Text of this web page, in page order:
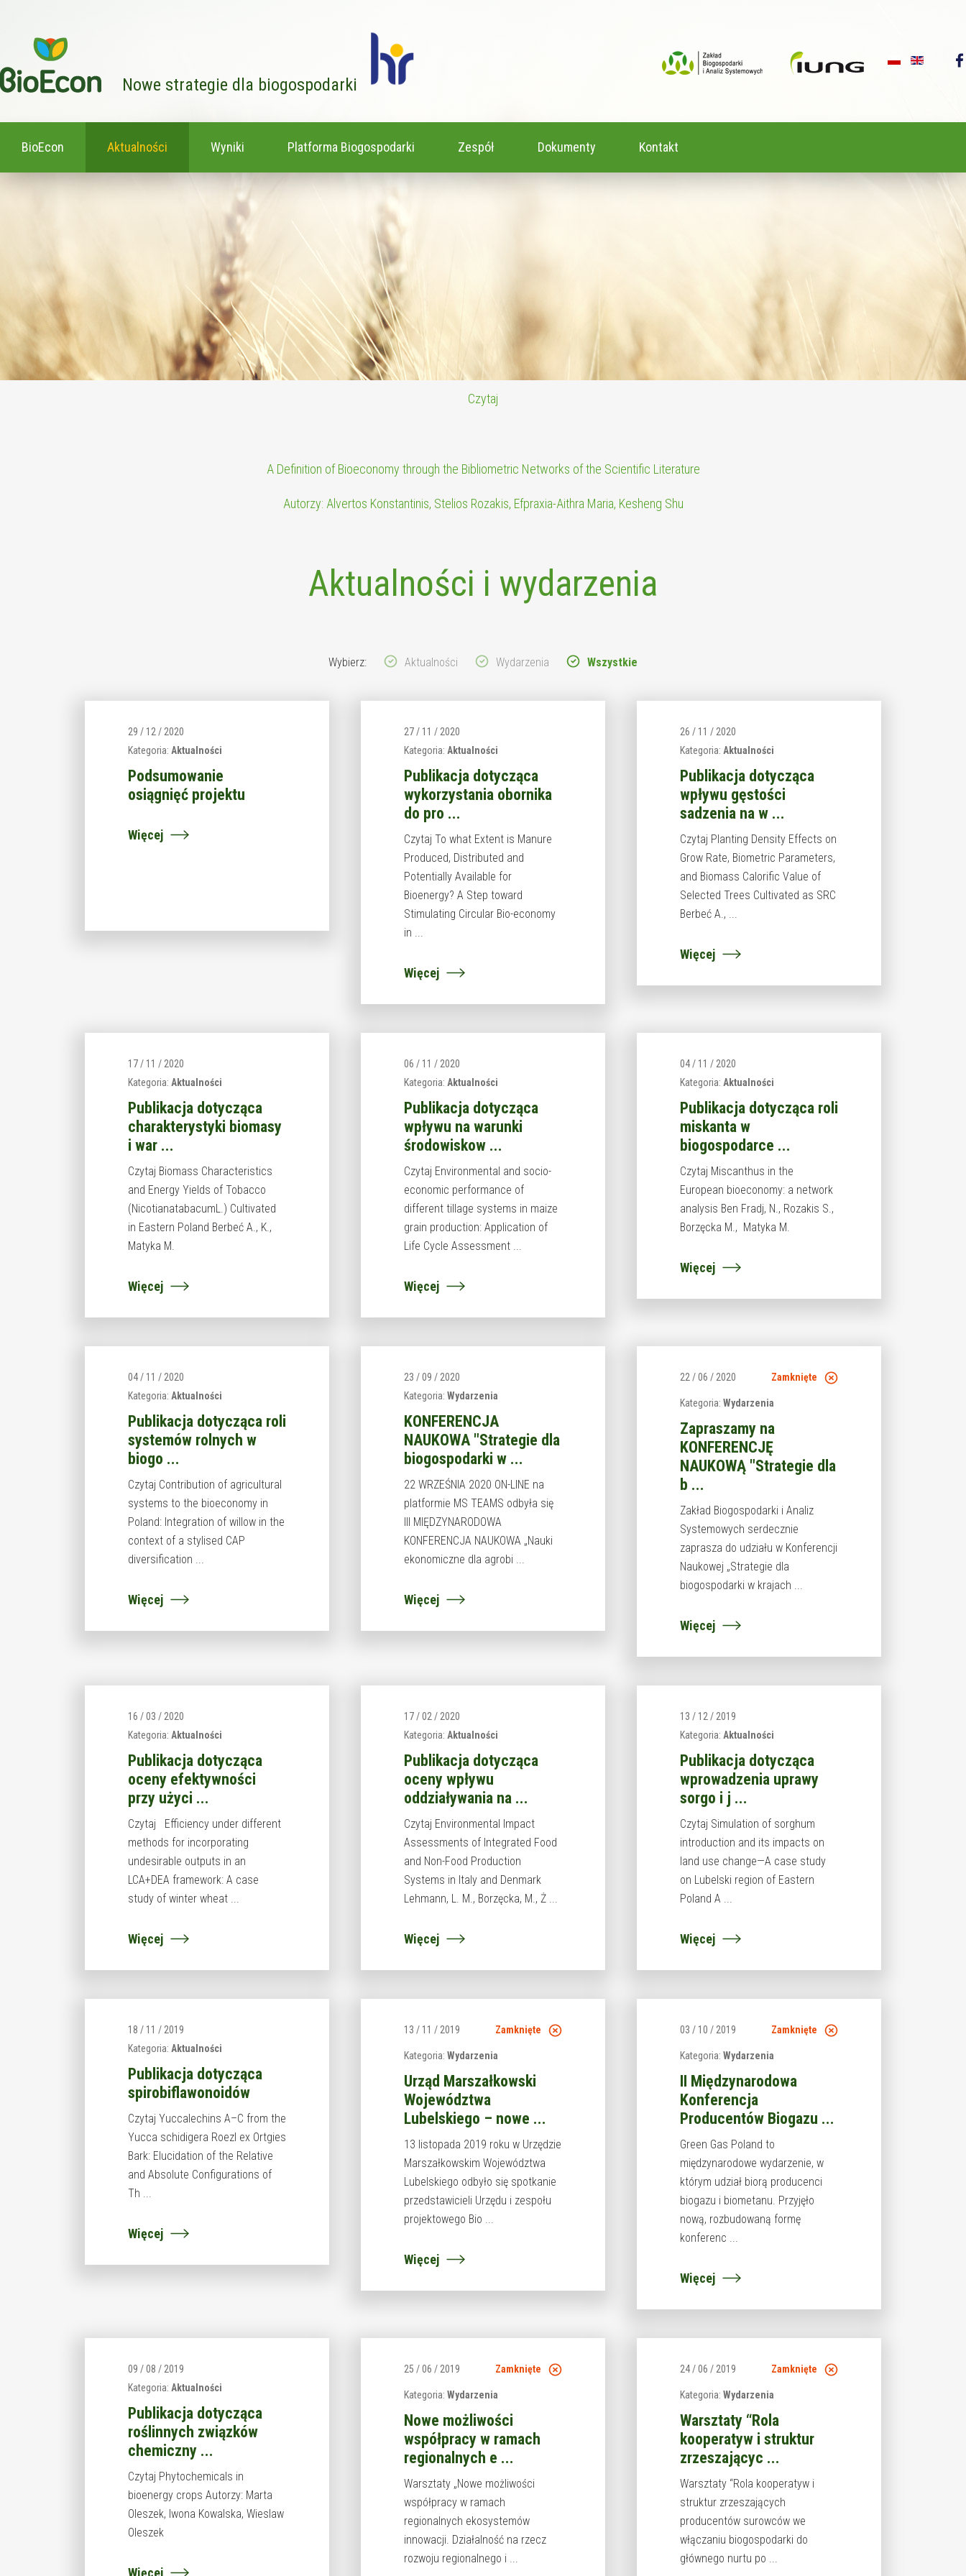
Nowe strategie dla biogospodarki
BioEcon Aktualności Wyniki Platforma Biogospodarki Zespół Dokumenty Kontakt
Czytaj
A Definition of Bioeconomy through the Bibliometric Networks of the Scientific Literature
Autorzy: Alvertos Konstantinis, Stelios Rozakis, Efpraxia-Aithra Maria, Kesheng Shu
Aktualności i wydarzenia
Wybierz: Aktualności Wydarzenia Wszystkie
29 / 12 / 2020
Kategoria: Aktualności
Podsumowanie
osiągnięć projektu
Więcej
27 / 11 / 2020
Kategoria: Aktualności
Publikacja dotycząca
wykorzystania obornika
do pro ...
Czytaj To what Extent is Manure
Produced, Distributed and
Potentially Available for
Bioenergy? A Step toward
Stimulating Circular Bio-economy
in ...
Więcej
26 / 11 / 2020
Kategoria: Aktualności
Publikacja dotycząca
wpływu gęstości
sadzenia na w ...
Czytaj Planting Density Effects on
Grow Rate, Biometric Parameters,
and Biomass Calorific Value of
Selected Trees Cultivated as SRC
Berbeć A., ...
Więcej
17 / 11 / 2020
Kategoria: Aktualności
Publikacja dotycząca
charakterystyki biomasy
i war ...
Czytaj Biomass Characteristics
and Energy Yields of Tobacco
(NicotianatabacumL.) Cultivated
in Eastern Poland Berbeć A., K.,
Matyka M.
Więcej
06 / 11 / 2020
Kategoria: Aktualności
Publikacja dotycząca
wpływu na warunki
środowiskow ...
Czytaj Environmental and socio-
economic performance of
different tillage systems in maize
grain production: Application of
Life Cycle Assessment ...
Więcej
04 / 11 / 2020
Kategoria: Aktualności
Publikacja dotycząca roli
miskanta w
biogospodarce ...
Czytaj Miscanthus in the
European bioeconomy: a network
analysis Ben Fradj, N., Rozakis S.,
Borzęcka M., Matyka M.
Więcej
04 / 11 / 2020
Kategoria: Aktualności
Publikacja dotycząca roli
systemów rolnych w
biogo ...
Czytaj Contribution of agricultural
systems to the bioeconomy in
Poland: Integration of willow in the
context of a stylised CAP
diversification ...
Więcej
23 / 09 / 2020
Kategoria: Wydarzenia
KONFERENCJA
NAUKOWA "Strategie dla
biogospodarki w ...
22 WRZEŚNIA 2020 ON-LINE na
platformie MS TEAMS odbyła się
III MIĘDZYNARODOWA
KONFERENCJA NAUKOWA „Nauki
ekonomiczne dla agrobi ...
Więcej
Zamknięte
22 / 06 / 2020
Kategoria: Wydarzenia
Zapraszamy na
KONFERENCJĘ
NAUKOWĄ "Strategie dla
b ...
Zakład Biogospodarki i Analiz
Systemowych serdecznie
zaprasza do udziału w Konferencji
Naukowej „Strategie dla
biogospodarki w krajach ...
Więcej
16 / 03 / 2020
Kategoria: Aktualności
Publikacja dotycząca
oceny efektywności
przy użyci ...
Czytaj Efficiency under different
methods for incorporating
undesirable outputs in an
LCA+DEA framework: A case
study of winter wheat ...
Więcej
17 / 02 / 2020
Kategoria: Aktualności
Publikacja dotycząca
oceny wpływu
oddziaływania na ...
Czytaj Environmental Impact
Assessments of Integrated Food
and Non-Food Production
Systems in Italy and Denmark
Lehmann, L. M., Borzęcka, M., Ż ...
Więcej
13 / 12 / 2019
Kategoria: Aktualności
Publikacja dotycząca
wprowadzenia uprawy
sorgo i j ...
Czytaj Simulation of sorghum
introduction and its impacts on
land use change—A case study
on Lubelski region of Eastern
Poland A ...
Więcej
18 / 11 / 2019
Kategoria: Aktualności
Publikacja dotycząca
spirobiflawonoidów
Czytaj Yuccalechins A–C from the
Yucca schidigera Roezl ex Ortgies
Bark: Elucidation of the Relative
and Absolute Configurations of
Th ...
Więcej
Zamknięte
13 / 11 / 2019
Kategoria: Wydarzenia
Urząd Marszałkowski
Województwa
Lubelskiego – nowe ...
13 listopada 2019 roku w Urzędzie
Marszałkowskim Województwa
Lubelskiego odbyło się spotkanie
przedstawicieli Urzędu i zespołu
projektowego Bio ...
Więcej
Zamknięte
03 / 10 / 2019
Kategoria: Wydarzenia
II Międzynarodowa
Konferencja
Producentów Biogazu ...
Green Gas Poland to
międzynarodowe wydarzenie, w
którym udział biorą producenci
biogazu i biometanu. Przyjęło
nową, rozbudowaną formę
konferenc ...
Więcej
09 / 08 / 2019
Kategoria: Aktualności
Publikacja dotycząca
roślinnych związków
chemiczny ...
Czytaj Phytochemicals in
bioenergy crops Autorzy: Marta
Oleszek, Iwona Kowalska, Wieslaw
Oleszek
Więcej
Zamknięte
25 / 06 / 2019
Kategoria: Wydarzenia
Nowe możliwości
współpracy w ramach
regionalnych e ...
Warsztaty „Nowe możliwości
współpracy w ramach
regionalnych ekosystemów
innowacji. Działalność na rzecz
rozwoju regionalnego i ...
Zamknięte
24 / 06 / 2019
Kategoria: Wydarzenia
Warsztaty “Rola
kooperatyw i struktur
zrzeszającyc ...
Warsztaty “Rola kooperatyw i
struktur zrzeszających
producentów surowców we
włączaniu biogospodarki do
głównego nurtu po ...